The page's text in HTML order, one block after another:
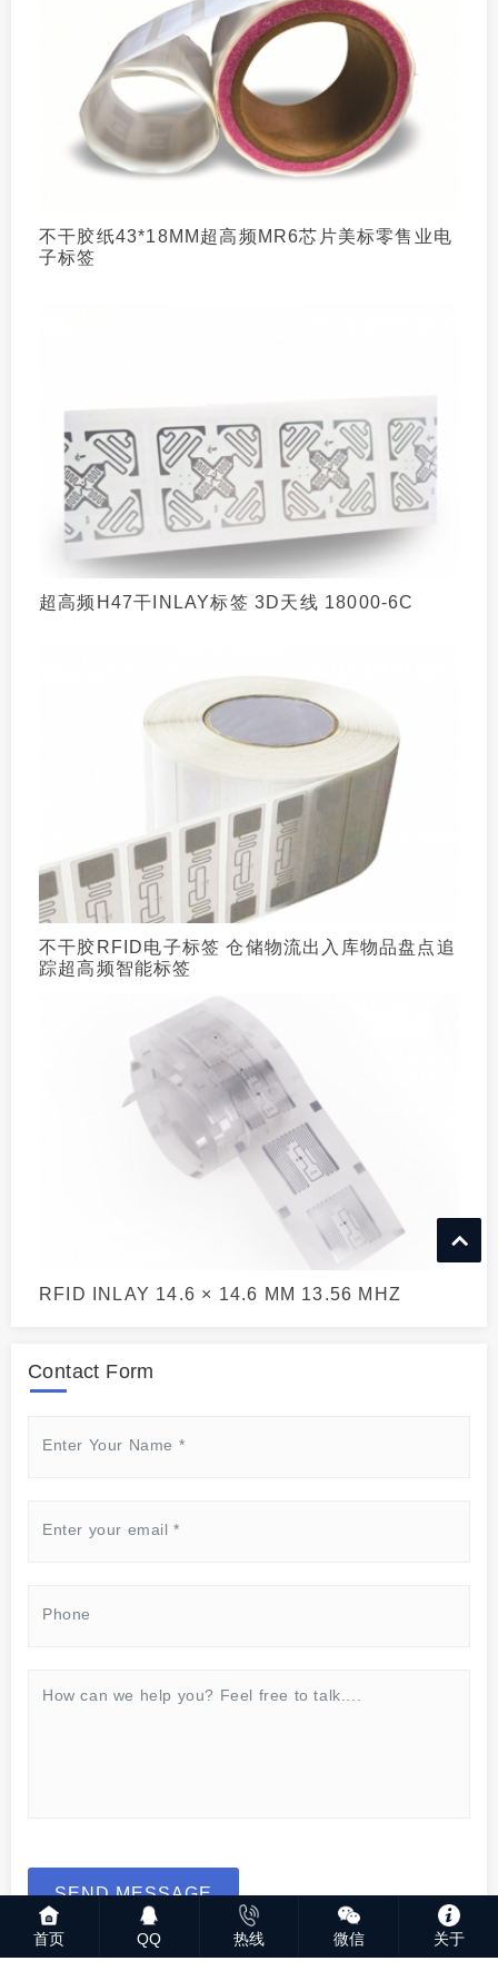
不干胶纸43*18MM超高频MR6芯片美标零售业电
子标签
超高频H47干INLAY标签 3D天线 18000-6C
不干胶RFID电子标签 仓储物流出入库物品盘点追
踪超高频智能标签
RFID INLAY 14.6 × 14.6 MM 13.56 MHZ
Contact Form
SEND MESSAGE
首页 QQ 热线 微信 关于